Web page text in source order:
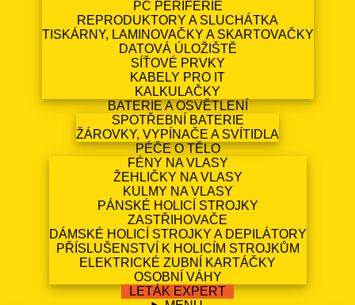
PC PERIFERIE
REPRODUKTORY A SLUCHÁTKA
TISKÁRNY, LAMINOVAČKY A SKARTOVAČKY
DATOVÁ ÚLOŽIŠTĚ
SÍŤOVÉ PRVKY
KABELY PRO IT
KALKULAČKY
BATERIE A OSVĚTLENÍ
SPOTŘEBNÍ BATERIE
ŽÁROVKY, VYPÍNAČE A SVÍTIDLA
PÉČE O TĚLO
FÉNY NA VLASY
ŽEHLIČKY NA VLASY
KULMY NA VLASY
PÁNSKÉ HOLICÍ STROJKY
ZASTŘIHOVAČE
DÁMSKÉ HOLICÍ STROJKY A DEPILÁTORY
PŘÍSLUŠENSTVÍ K HOLICÍM STROJKŮM
ELEKTRICKÉ ZUBNÍ KARTÁČKY
OSOBNÍ VÁHY
LETÁK EXPERT